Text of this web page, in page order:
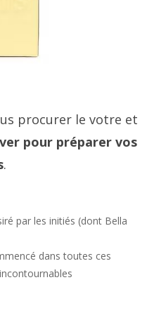
procurer le votre et
pour préparer vos
.
par les initiés (dont Bella
dans toutes ces